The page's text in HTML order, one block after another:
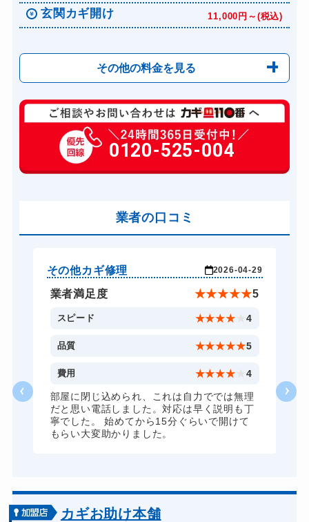
玄関カギ開け 11,000円～(税込)
その他の料金を見る
玄関カギ修理 6,600円～(税込)
玄関カギ交換 14,300円～(税込)
金庫カギ開け 14,300円～(税込)
0120-525-004
業者の口コミ
その他カギ修理 2026-04-29
業者満足度 ★★★★★5
スピード ★★★★ 4
品質 ★★★★★5
費用 ★★★★ 4
部屋に閉じ込められ、これは自力ででは無理
だと思い電話しました。対応は早く説明も丁
寧でした。 始めてから15分ぐらいで開けて
もらい大変助かりました。
カギお助け本舗